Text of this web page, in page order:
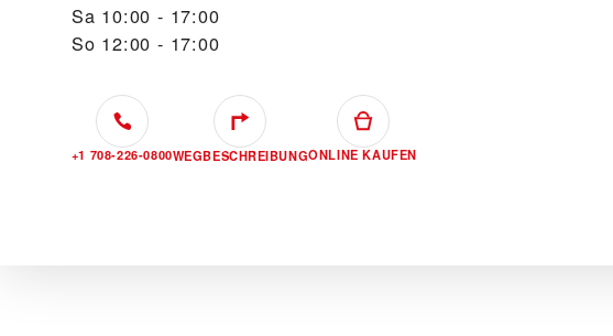
Sa 10:00 - 17:00
So 12:00 - 17:00
+1 708-226-0800WEGBESCHREIBUNGONLINE KAUFEN